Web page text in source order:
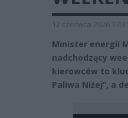
12 czerwca 2026
Minister energii
nadchodzący
kierowców to
Paliwa Niżej”, a